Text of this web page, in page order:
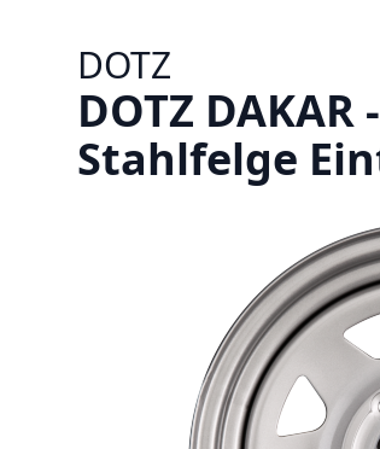
DOTZ
DOTZ
Stahlfelge